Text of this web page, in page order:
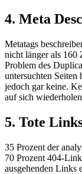
4. Meta
Metatags
nicht länger als 160
Problem des
untersuchten Seiten
jedoch gar keine.
auf sich
5. Tote
35 Prozent der
70 Prozent 404-
ausgehenden Links